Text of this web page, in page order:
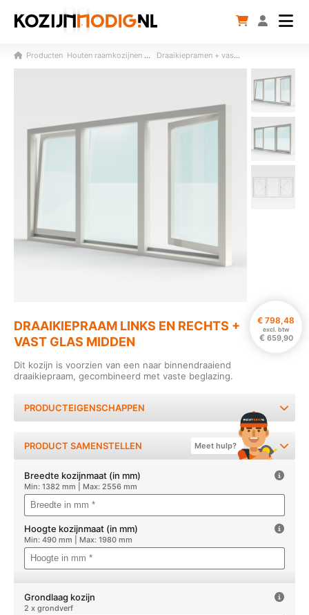
Producten Houten raamkozijnen (vast / dr-val / klep) Draaikiepramen + vast glas
DRAAIKIEPRAAM LINKS EN RECHTS +
VAST GLAS MIDDEN
€ 798,48
excl. btw
€ 659,90
Dit kozijn is voorzien van een naar binnendraaiend
draaikiepraam, gecombineerd met vaste beglazing.
PRODUCTEIGENSCHAPPEN
PRODUCT SAMENSTELLEN Meet hulp?
Breedte kozijnmaat (in mm)
Min: 1382 mm | Max: 2556 mm
Hoogte kozijnmaat (in mm)
Min: 490 mm | Max: 1980 mm
Grondlaag kozijn
2 x grondverf